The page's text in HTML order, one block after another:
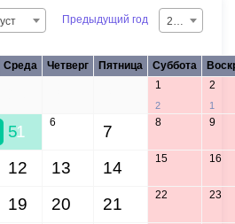
Предыдущий год 2026
Среда Четверг Пятница Суббота
1
2
2
1
51 6 7 8 9
12 13 14 15 16
19 20 21 22 23